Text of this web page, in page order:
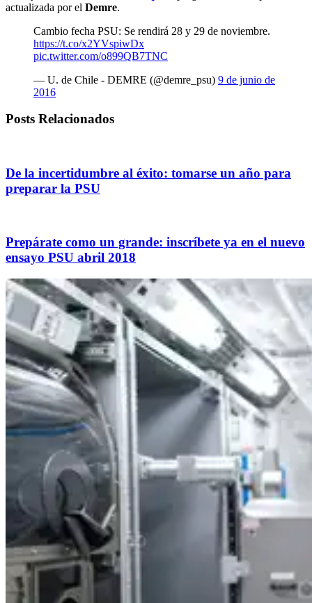
actualizada por el Demre.
Cambio fecha PSU: Se rendirá 28 y 29 de noviembre.
https://t.co/x2YVspiwDx
pic.twitter.com/o899QB7TNC
— U. de Chile - DEMRE (@demre_psu) 9 de junio de
2016
Posts Relacionados
De la incertidumbre al éxito: tomarse un año para
preparar la PSU
Prepárate como un grande: inscríbete ya en el nuevo
ensayo PSU abril 2018